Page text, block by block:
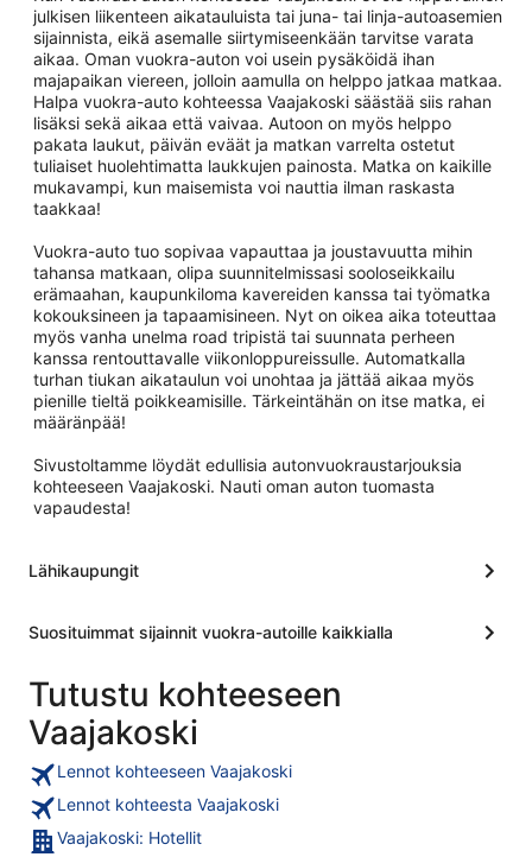
julkisen liikenteen aikatauluista tai juna- tai linja-autoasemien
sijainnista, eikä asemalle siirtymiseenkään tarvitse varata
aikaa. Oman vuokra-auton voi usein pysäköidä ihan
majapaikan viereen, jolloin aamulla on helppo jatkaa matkaa.
Halpa vuokra-auto kohteessa Vaajakoski säästää siis rahan
lisäksi sekä aikaa että vaivaa. Autoon on myös helppo
pakata laukut, päivän eväät ja matkan varrelta ostetut
tuliaiset huolehtimatta laukkujen painosta. Matka on kaikille
mukavampi, kun maisemista voi nauttia ilman raskasta
taakkaa!
Vuokra-auto tuo sopivaa vapauttaa ja joustavuutta mihin
tahansa matkaan, olipa suunnitelmissasi sooloseikkailu
erämaahan, kaupunkiloma kavereiden kanssa tai työmatka
kokouksineen ja tapaamisineen. Nyt on oikea aika toteuttaa
myös vanha unelma road tripistä tai suunnata perheen
kanssa rentouttavalle viikonloppureissulle. Automatkalla
turhan tiukan aikataulun voi unohtaa ja jättää aikaa myös
pienille tieltä poikkeamisille. Tärkeintähän on itse matka, ei
määränpää!
Sivustoltamme löydät edullisia autonvuokraustarjouksia
kohteeseen Vaajakoski. Nauti oman auton tuomasta
vapaudesta!
Lähikaupungit
Suosituimmat sijainnit vuokra-autoille kaikkialla
Tutustu kohteeseen
Vaajakoski
Lennot kohteeseen Vaajakoski
Lennot kohteesta Vaajakoski
Vaajakoski: Hotellit